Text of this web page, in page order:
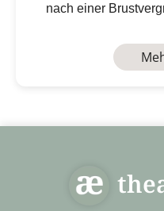
nach einer